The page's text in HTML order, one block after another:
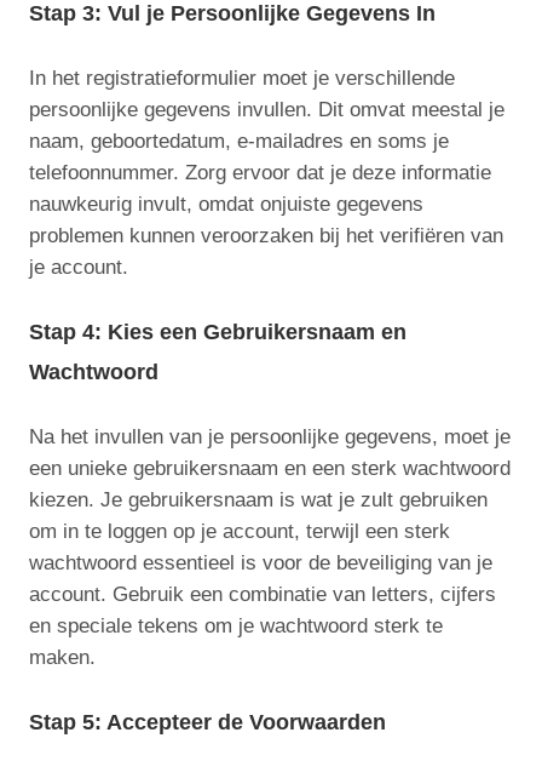
Stap 3: Vul je Persoonlijke Gegevens In
In het registratieformulier moet je verschillende
persoonlijke gegevens invullen. Dit omvat meestal je
naam, geboortedatum, e-mailadres en soms je
telefoonnummer. Zorg ervoor dat je deze informatie
nauwkeurig invult, omdat onjuiste gegevens
problemen kunnen veroorzaken bij het verifiëren van
je account.
Stap 4: Kies een Gebruikersnaam en
Wachtwoord
Na het invullen van je persoonlijke gegevens, moet je
een unieke gebruikersnaam en een sterk wachtwoord
kiezen. Je gebruikersnaam is wat je zult gebruiken
om in te loggen op je account, terwijl een sterk
wachtwoord essentieel is voor de beveiliging van je
account. Gebruik een combinatie van letters, cijfers
en speciale tekens om je wachtwoord sterk te
maken.
Stap 5: Accepteer de Voorwaarden